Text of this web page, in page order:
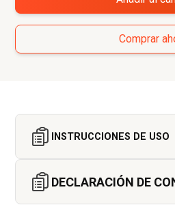
Comprar
INSTRUCCIONES DE USO
DECLARACIÓN DE